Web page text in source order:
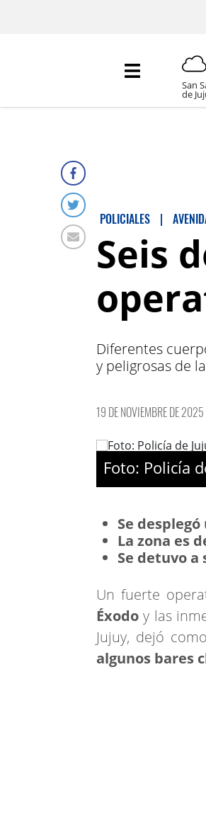
San
de
POLICIALES |
Seis
Diferentes
y peligrosas de
19 DE NOVIEMBRE DE
Foto: Policía
Se
La zona es
Se detuvo a
Un fuerte
Éxodo y las
Jujuy, dejó
algunos bares